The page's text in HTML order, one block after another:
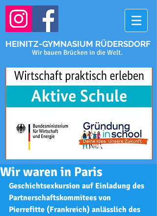
HEINITZ-GYMNASIUM RÜDERSDORF
Wir bauen Brücken in die Welt.
Wir waren in Paris
Geschichtsexkursion auf Einladung des
Partnerschaftskommitees von
Pierrefitte (Frankreich) anlässlich des